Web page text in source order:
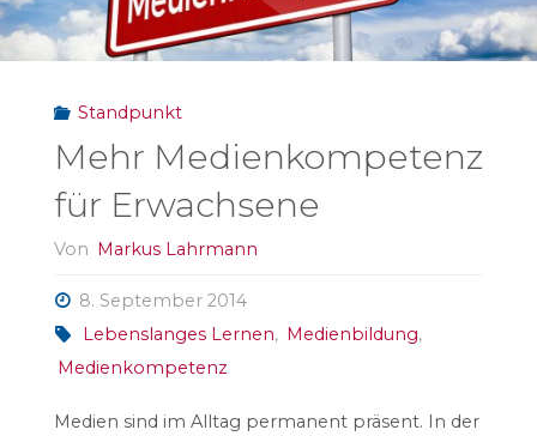
zu
Twitter
brachte"
Standpunkt
Mehr Medienkompetenz
für Erwachsene
Von Markus Lahrmann
8. September 2014
Lebenslanges Lernen, Medienbildung,
Medienkompetenz
Medien sind im Alltag permanent präsent. In der